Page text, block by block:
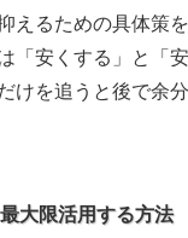
えるための具体策
「安くする」と「
けを追うと後で余
大限活用する方法